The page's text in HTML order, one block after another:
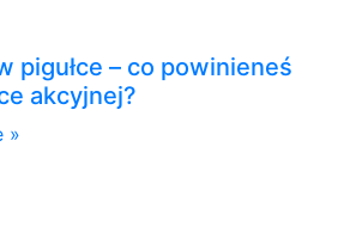
pigułce – co powinieneś
akcyjnej?
»